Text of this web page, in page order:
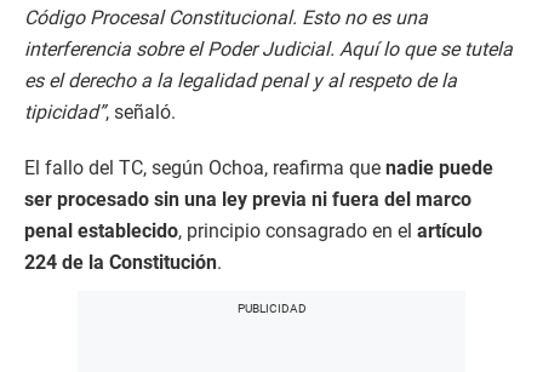
Código Procesal Constitucional. Esto no es una
interferencia sobre el Poder Judicial. Aquí lo que se tutela
es el derecho a la legalidad penal y al respeto de la
tipicidad”, señaló.
El fallo del TC, según Ochoa, reafirma que nadie puede
ser procesado sin una ley previa ni fuera del marco
penal establecido, principio consagrado en el artículo
224 de la Constitución.